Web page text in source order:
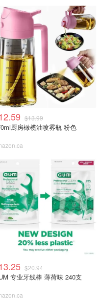
$13.99
厨房橄榄油喷雾瓶 粉色
$20.94
专业牙线棒 薄荷味 240支